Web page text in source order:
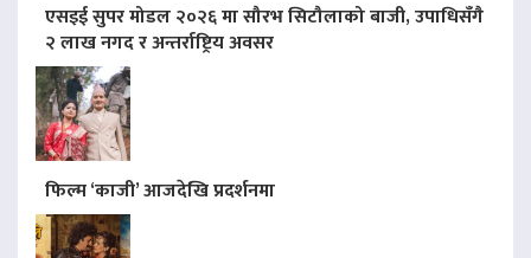
एसइई सुपर मोडल २०२६ मा सौरभ सिटौलाको बाजी, उपाधिसँगै
२ लाख नगद र अन्तर्राष्ट्रिय अवसर
फिल्म ‘काजी’ आजदेखि प्रदर्शनमा